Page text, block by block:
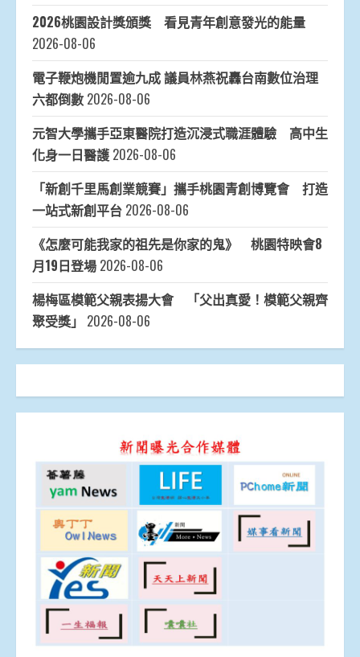
2026桃園設計獎頒獎 看見青年創意發光的能量
2026-08-06
電子鞭炮機閒置逾九成 議員林燕祝轟台南數位治理
六都倒數 2026-08-06
元智大學攜手亞東醫院打造沉浸式職涯體驗 高中生
化身一日醫護 2026-08-06
「新創千里馬創業競賽」攜手桃園青創博覽會 打造
一站式新創平台 2026-08-06
《怎麼可能我家的祖先是你家的鬼》 桃園特映會8
月19日登場 2026-08-06
楊梅區模範父親表揚大會 「父出真愛！模範父親齊
聚受獎」 2026-08-06